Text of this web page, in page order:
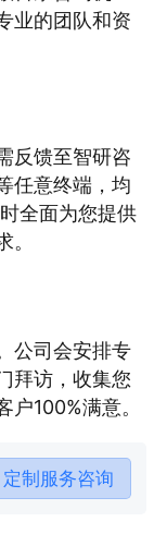
业的团队和资
反馈至智研咨
任意终端，均
全面为您提供
公司会安排专
拜访，收集您
100%满意。
定制服务咨询